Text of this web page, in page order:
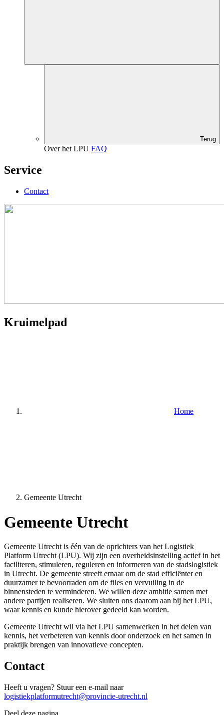
Terug
Over het LPU FAQ
Service
Contact
Kruimelpad
Home
Gemeente Utrecht
Gemeente Utrecht
Gemeente Utrecht is één van de oprichters van het Logistiek
Platform Utrecht (LPU). Wij zijn een overheidsinstelling actief in het
faciliteren, stimuleren, reguleren en informeren van de stadslogistiek
in Utrecht. De gemeente streeft ernaar om de stad efficiënter en
duurzamer te bevoorraden om de files en vervuiling in de
binnensteden te verminderen. We willen deze ambitie samen met
andere partijen realiseren. We sluiten ons daarom aan bij het LPU,
waar kennis en kunde hierover gedeeld kan worden.
Gemeente Utrecht wil via het LPU samenwerken in het delen van
kennis, het verbeteren van kennis door onderzoek en het samen in
praktijk brengen van innovatieve concepten.
Contact
Heeft u vragen? Stuur een e-mail naar
logistiekplatformutrecht@provincie-utrecht.nl